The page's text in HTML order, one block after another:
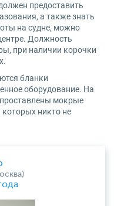
предоставить
а также знать
на судне, можно
Должность
при наличии корочки
бланки
оборудование. На
проставлены мокрые
которых никто не